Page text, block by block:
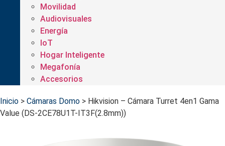
Movilidad
Audiovisuales
Energía
IoT
Hogar Inteligente
Megafonía
Accesorios
Inicio > Cámaras Domo > Hikvision – Cámara Turret 4en1 Gama
Value (DS-2CE78U1T-IT3F(2.8mm))